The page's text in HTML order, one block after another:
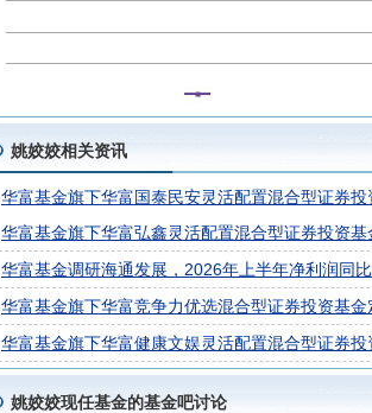
姚姣姣相关资讯
华富基金旗下华富国泰民安灵活配置混合型证券
华富基金旗下华富弘鑫灵活配置混合型证券投资基
华富基金调研海通发展，2026年上半年净利润同
华富基金旗下华富竞争力优选混合型证券投资基金
华富基金旗下华富健康文娱灵活配置混合型证券
姚姣姣现任基金的基金吧讨论